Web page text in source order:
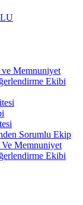
Memnuniyet
Ekibi
Sorumlu Ekip
Memnuniyet
Ekibi